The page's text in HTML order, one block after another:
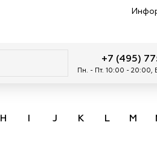
+7 (495)
Пн. - Пт. 10:00 - 20:00,
H I J K L M